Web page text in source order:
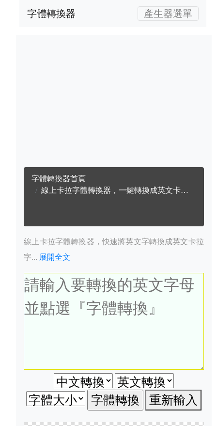
字體轉換器 產生器選單
字體轉換器首頁
線上卡拉字體轉換器，一鍵轉換成英文卡拉字體
線上卡拉字體轉換器，快速將英文字轉換成英文卡拉
字... 展開全文
重新輸入